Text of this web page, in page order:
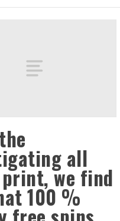
all
we find
100 %